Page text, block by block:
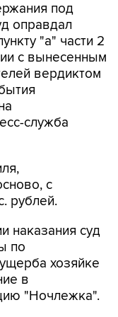
под
оправдал
"а" части 2
с вынесенным
вердиктом
служба
с
рублей.
наказания суд
по
хозяйке
в
"Ночлежка".